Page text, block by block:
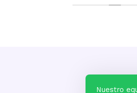
Nuestro